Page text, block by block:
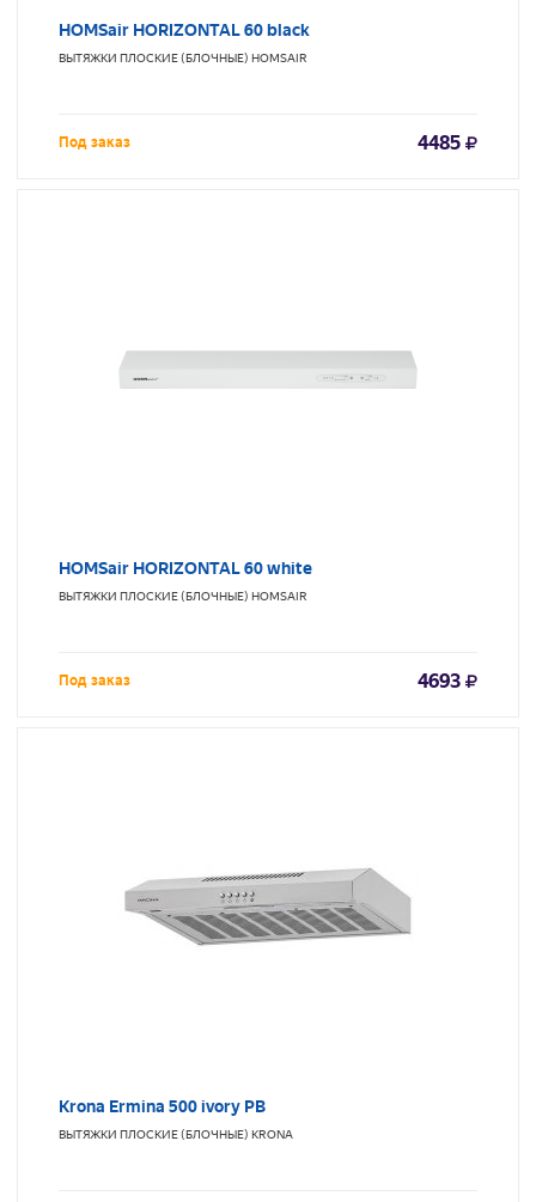
HOMSair HORIZONTAL 60 black
ВЫТЯЖКИ ПЛОСКИЕ (БЛОЧНЫЕ) HOMSAIR
Под заказ 4485
HOMSair HORIZONTAL 60 white
ВЫТЯЖКИ ПЛОСКИЕ (БЛОЧНЫЕ) HOMSAIR
Под заказ 4693
Krona Ermina 500 ivory PB
ВЫТЯЖКИ ПЛОСКИЕ (БЛОЧНЫЕ) KRONA